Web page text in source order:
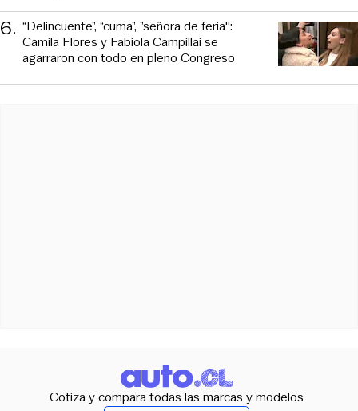
6. “Delincuente”, “cuma”, ”señora de feria":
Camila Flores y Fabiola Campillai se
agarraron con todo en pleno Congreso
Cotiza y compara todas las marcas y modelos